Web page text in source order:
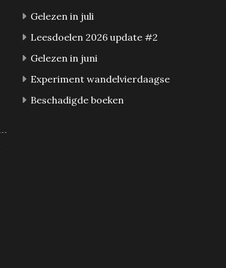
Gelezen in juli
Leesdoelen 2026 update #2
Gelezen in juni
Experiment wandelvierdaagse
Beschadigde boeken